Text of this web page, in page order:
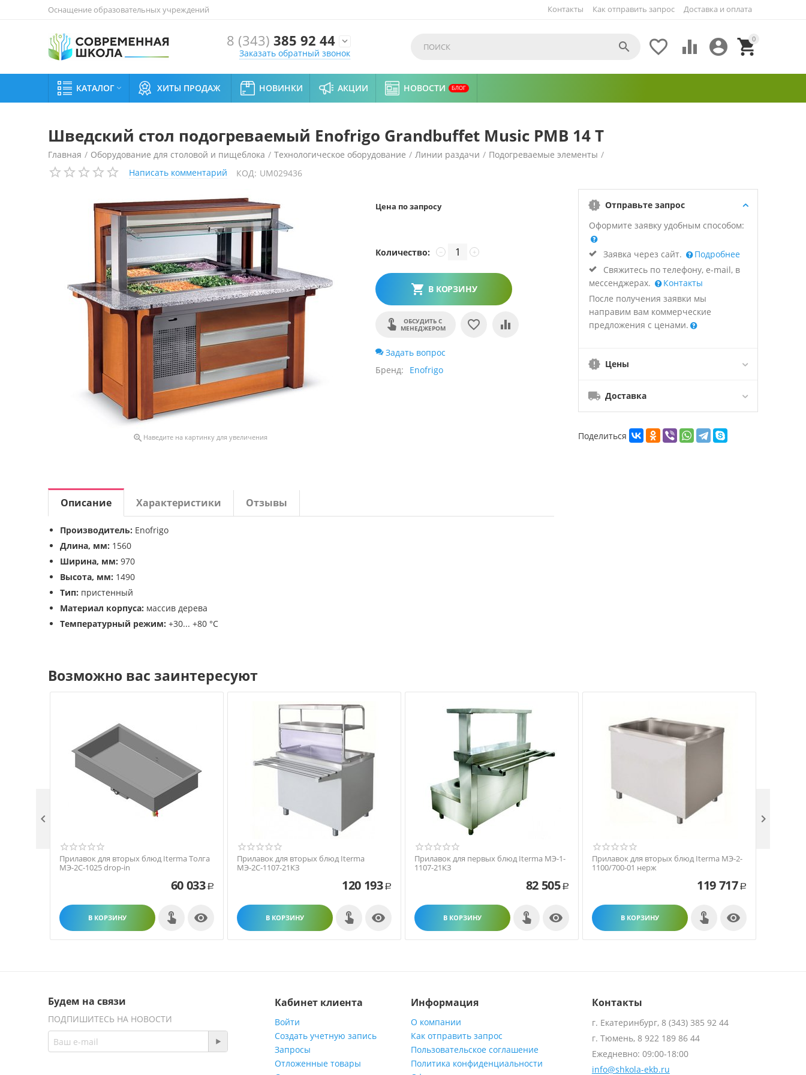
Оснащение образовательных учреждений Как отправить запрос Доставка и оплата
Контакты
8 (343) 385 92 44 
Заказать обратный звонок
0


 

КАТАЛОГ  ХИТЫ ПРОДАЖ НОВИНКИ АКЦИИ НОВОСТИ БЛОГ
Шведский стол подогреваемый Enofrigo Grandbuffet Music PMB 14 Т
Главная / Оборудование для столовой и пищеблока / Технологическое оборудование / Линии раздачи / Подогреваемые элементы /
Шведский стол подогреваемый Enofrigo Grandbuffet Music PMB 14 Т
Написать комментарий КОД: UM029436
 Наведите на картинку для увеличения
Цена по запросу
Количество: +
−
В КОРЗИНУ
ОБСУДИТЬ С
МЕНЕДЖЕРОМ
Задать вопрос
Бренд
Enofrigo
Отправьте запрос
Оформите заявку удобным способом:
Заявка через сайт.
Подробнее
Свяжитесь по телефону, e-mail, в
мессенджерах.
Контакты
После получения заявки мы
направим вам коммерческие
предложения с ценами.
Цены
Доставка
Поделиться
Описание Характеристики Отзывы
Производитель: Enofrigo
Длина, мм: 1560
Ширина, мм: 970
Высота, мм: 1490
Тип: пристенный
Материал корпуса: массив дерева
Температурный режим: +30... +80 °C
Возможно вас заинтересуют
Прилавок для вторых блюд Iterma Толга
МЭ-2С-1025 drop-in
60 033 Р
В КОРЗИНУ 
Прилавок для вторых блюд Iterma
МЭ-2С-1107-21КЗ
120 193 Р
В КОРЗИНУ 
Прилавок для первых блюд Iterma МЭ-1-
1107-21КЗ
82 505 Р
В КОРЗИНУ 
Прилавок для вторых блюд Iterma МЭ-2-
1100/700-01 нерж
119 717 Р
В КОРЗИНУ 
 
Будем на связи
ПОДПИШИТЕСЬ НА НОВОСТИ
Кабинет клиента
Войти
Создать учетную запись
Запросы
Отложенные товары
Информация
О компании
Как отправить запрос
Пользовательское соглашение
Политика конфиденциальности
Контакты
г. Екатеринбург, 8 (343) 385 92 44
г. Тюмень, 8 922 189 86 44
Ежедневно: 09:00-18:00
info@shkola-ekb.ru